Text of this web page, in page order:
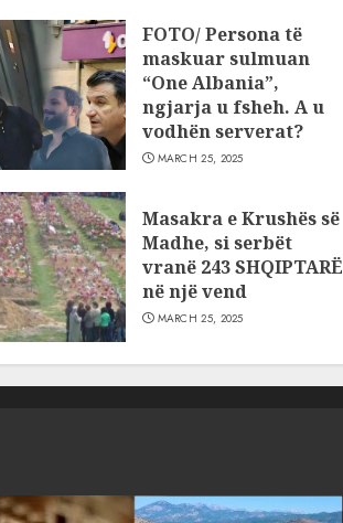
FOTO/ Persona të
maskuar sulmuan
“One Albania”,
ngjarja u fsheh. A u
vodhën serverat?
MARCH 25, 2025
Masakra e Krushës së
Madhe, si serbët
vranë 243 SHQIPTARË
në një vend
MARCH 25, 2025